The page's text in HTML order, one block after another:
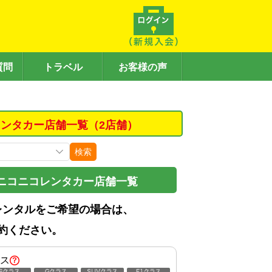
問 トラベル お客様の声
タカー店舗一覧（2店舗）
検索
コニコレンタカー店舗一覧
タルをご希望の場合は、
ください。